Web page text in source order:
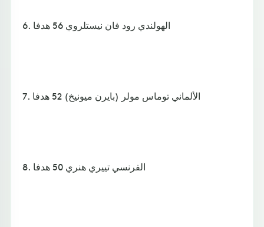
6. الهولندي رود فان نيستلروي 56 هدفا
7. الألماني توماس مولر (بايرن ميونيخ) 52 هدفا
8. الفرنسي تييري هنري 50 هدفا